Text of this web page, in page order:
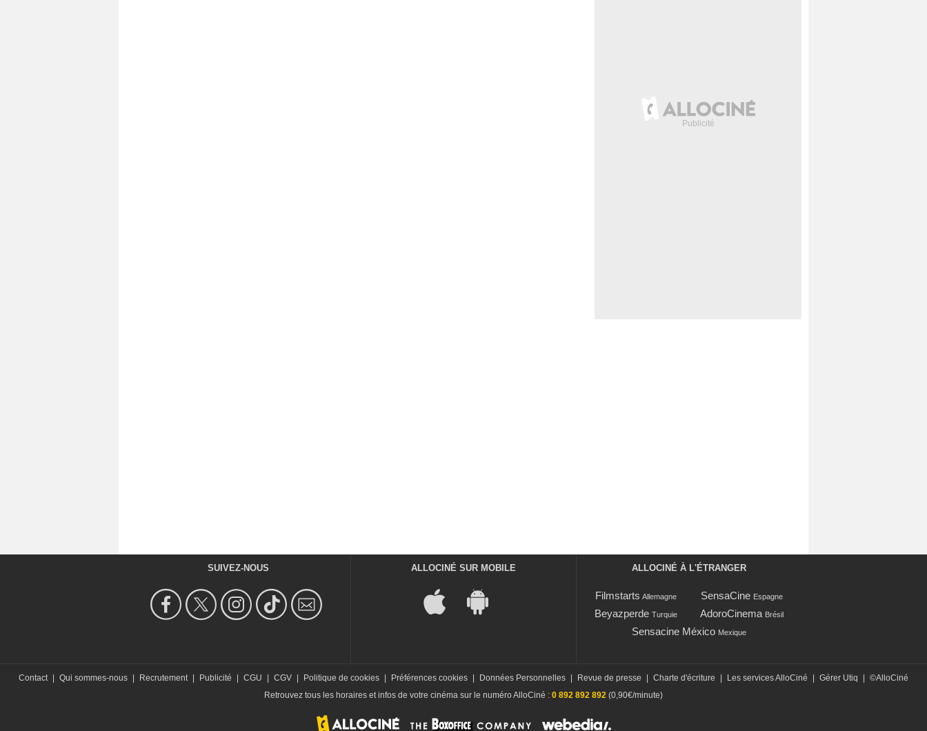
SUIVEZ-NOUS ALLOCINÉ SUR MOBILE ALLOCINÉ À L'ÉTRANGER
Filmstarts Allemagne SensaCine Espagne
Beyazperde Turquie AdoroCinema Brésil
Sensacine México Mexique
Contact Qui sommes-nous Recrutement Publicité CGU CGV Politique de cookies Préférences cookies Données Personnelles Revue de presse Charte d'écriture Les services AlloCiné Gérer Utiq
©AlloCiné
Retrouvez tous les horaires et infos de votre cinéma sur le numéro AlloCiné : 0 892 892 892 (0,90€/minute)